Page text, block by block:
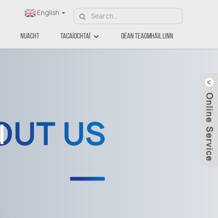
English
Nuacht Tacaíochtaí Déan Teagmháil Linn